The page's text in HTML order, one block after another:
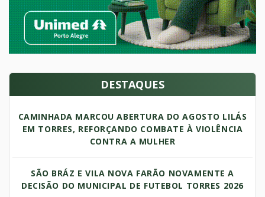
DESTAQUES
CAMINHADA MARCOU ABERTURA DO AGOSTO LILÁS
EM TORRES, REFORÇANDO COMBATE À VIOLÊNCIA
CONTRA A MULHER
SÃO BRÁZ E VILA NOVA FARÃO NOVAMENTE A
DECISÃO DO MUNICIPAL DE FUTEBOL TORRES 2026